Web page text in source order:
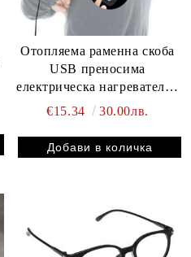
Отопляема раменна скоба
USB преносима
електрическа нагревателна
подложка за рамо за
Облекчаване на мускулната
болка на замръзналото
€15.34 30.00лв.